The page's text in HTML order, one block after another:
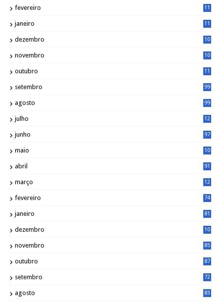
fevereiro
11
janeiro
11
dezembro
10
novembro
10
outubro
11
setembro 99
agosto 99
julho
12
junho 97
maio
10
abril 91
março
12
fevereiro 74
janeiro 81
dezembro
10
novembro 85
outubro 87
setembro 72
agosto 83